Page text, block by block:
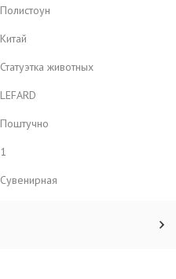
Полистоун
Китай
Статуэтка животных
LEFARD
Поштучно
1
Сувенирная